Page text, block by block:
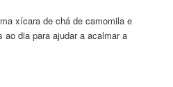
xícara de chá de camomila e
dia para ajudar a acalmar a